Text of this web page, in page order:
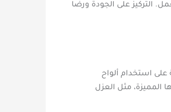
التركيز على الجودة ورضا
استخدام ألواح
المميزة، مثل العزل